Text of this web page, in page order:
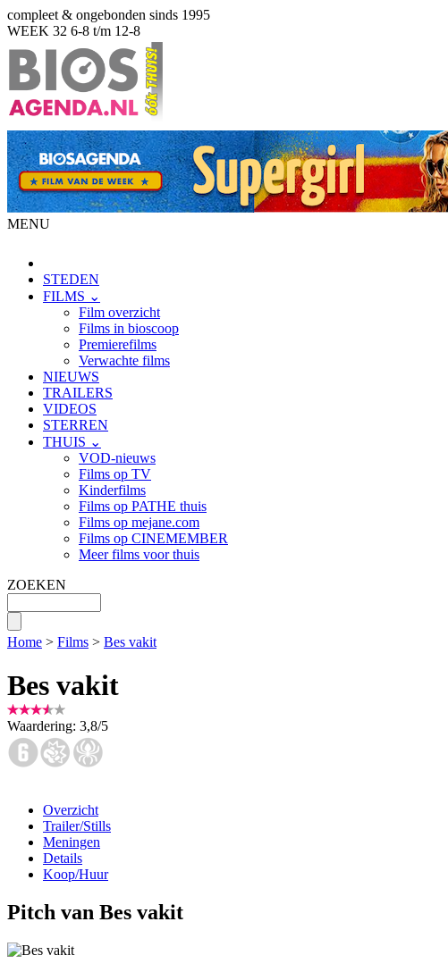
compleet & ongebonden sinds 1995
WEEK 32 6-8 t/m 12-8
MENU
STEDEN
FILMS ⌄
Film overzicht
Films in bioscoop
Premierefilms
Verwachte films
NIEUWS
TRAILERS
VIDEOS
STERREN
THUIS ⌄
VOD-nieuws
Films op TV
Kinderfilms
Films op PATHE thuis
Films op mejane.com
Films op CINEMEMBER
Meer films voor thuis
ZOEKEN
Home > Films > Bes vakit
Bes vakit
Waardering: 3,8/5
Overzicht
Trailer/Stills
Meningen
Details
Koop/Huur
Pitch van Bes vakit